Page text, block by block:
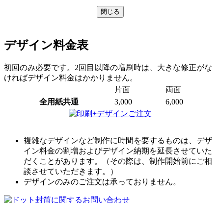
閉じる
デザイン料金表
初回のみ必要です。2回目以降の増刷時は、大きな修正がな
ければデザイン料金はかかりません。
片面
両面
全用紙共通
3,000 6,000
複雑なデザインなど制作に時間を要するものは、デザ
イン料金の割増およびデザイン納期を延長させていた
だくことがあります。（その際は、制作開始前にご相
談させていただきます。）
デザインのみのご注文は承っておりません。